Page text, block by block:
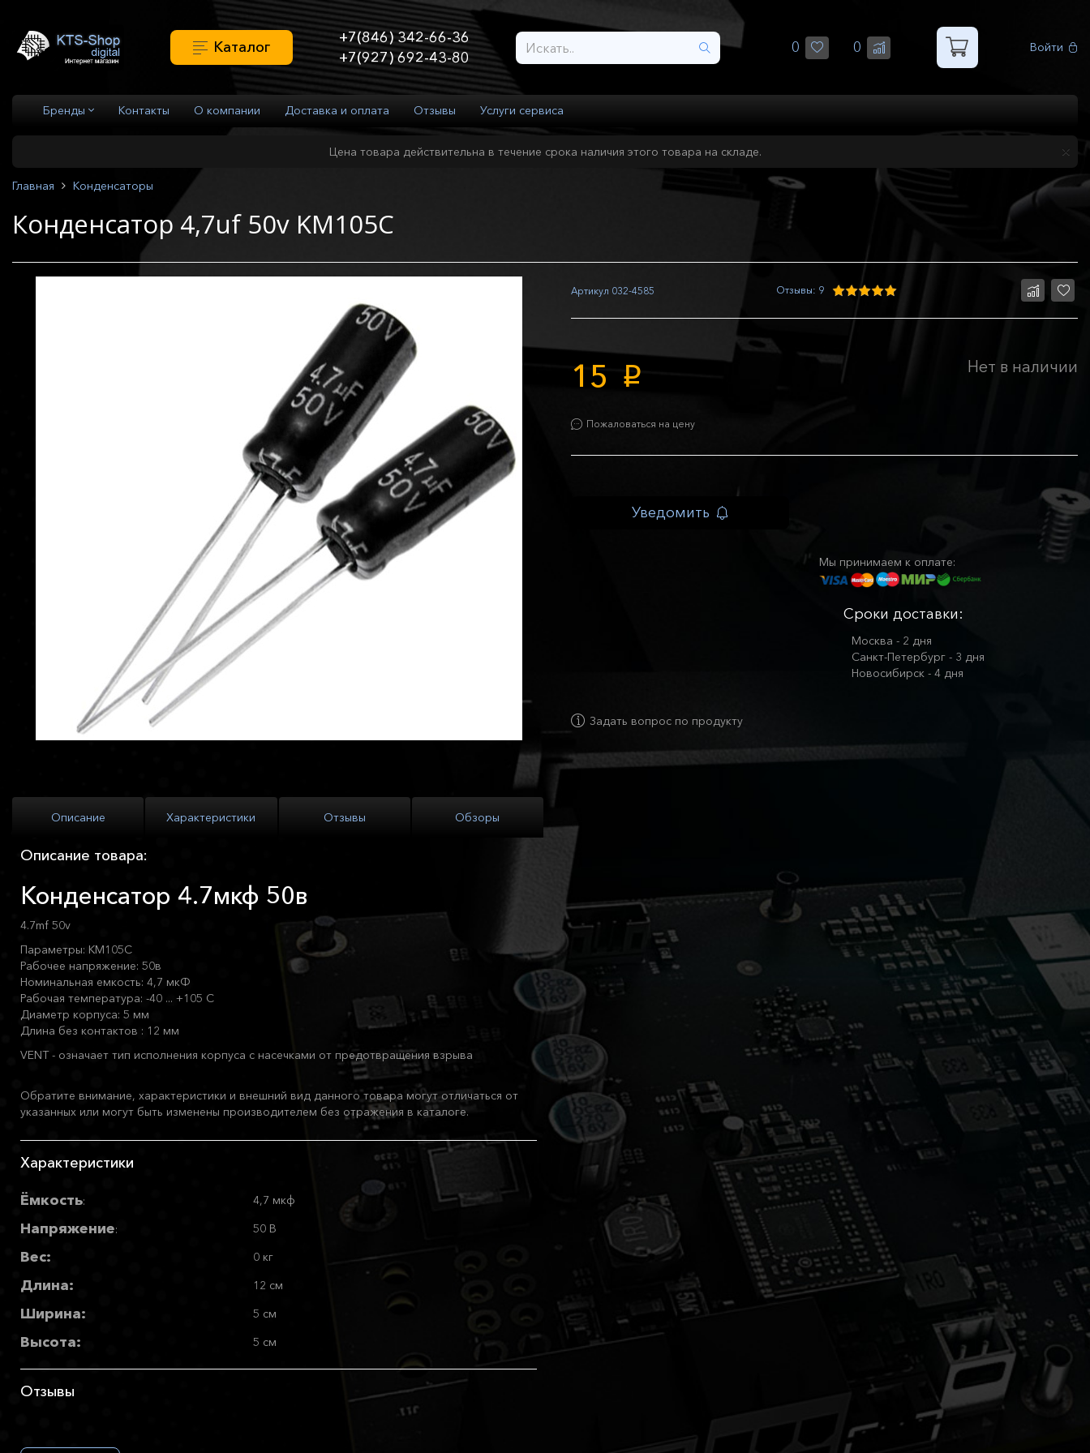
Каталог
+7(846) 342-66-36
+7(927) 692-43-80
0 0 Войти
Бренды Контакты О компании Доставка и оплата Отзывы Услуги сервиса
Цена товара действительна в течение срока наличия этого товара на складе.
Главная Конденсаторы
Конденсатор 4,7uf 50v KM105C
Артикул 032-4585 Отзывы: 9
15 p
Пожаловаться на цену
Нет в наличии
Уведомить
Мы принимаем к оплате:
Сроки доставки:
Москва - 2 дня
Санкт-Петербург - 3 дня
Новосибирск - 4 дня
Задать вопрос по продукту
Описание Характеристики Отзывы Обзоры
Описание товара:
Конденсатор 4.7мкф 50в
4.7mf 50v
Параметры: KM105C
Рабочее напряжение: 50в
Номинальная емкость: 4,7 мкФ
Рабочая температура: -40 ... +105 С
Диаметр корпуса: 5 мм
Длина без контактов : 12 мм
VENT - означает тип исполнения корпуса с насечками от предотвращения взрыва
Обратите внимание, характеристики и внешний вид данного товара могут отличаться от
указанных или могут быть изменены производителем без отражения в каталоге.
Характеристики
Ёмкость: 4,7 мкф
Напряжение: 50 В
Вес: 0 кг
Длина: 12 см
Ширина: 5 см
Высота: 5 см
Отзывы